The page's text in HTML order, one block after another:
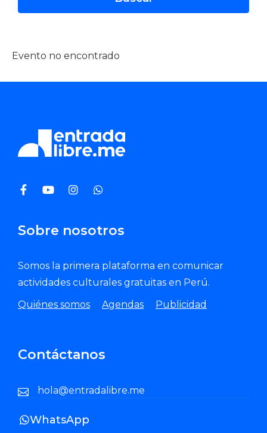
Evento no encontrado
Sobre nosotros
Somos la primera plataforma en comunicar
actividades culturales gratuitas en Perú.
Quiénes somos
Agendas Publicidad
Contáctanos
hola@entradalibre.me
WhatsApp